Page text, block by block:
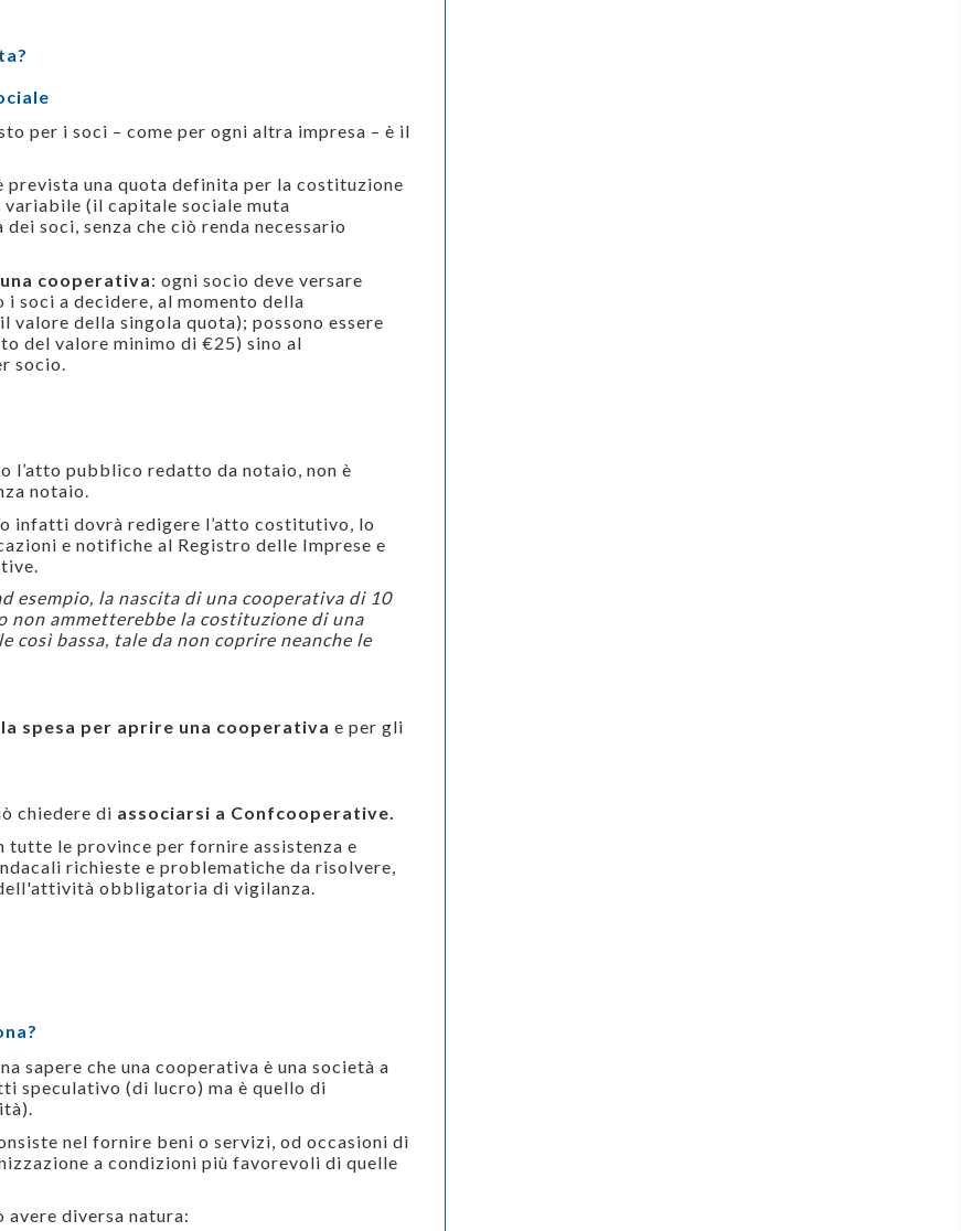
per i soci – come per ogni altra impresa – è il
una quota definita per la costituzione
variabile (il capitale sociale muta
soci, senza che ciò renda necessario
cooperativa: ogni socio deve versare
soci a decidere, al momento della
della singola quota); possono essere
del valore minimo di €25) sino al
socio.
l’atto pubblico redatto da notaio, non è
notaio.
infatti dovrà redigere l’atto costitutivo, lo
e notifiche al Registro delle Imprese e
esempio, la nascita di una cooperativa di 10
non ammetterebbe la costituzione di una
così bassa, tale da non coprire neanche le
spesa per aprire una cooperativa e per gli
chiedere di associarsi a Confcooperative.
tutte le province per fornire assistenza e
richieste e problematiche da risolvere,
obbligatoria di vigilanza.
sapere che una cooperativa è una società a
speculativo (di lucro) ma è quello di
nel fornire beni o servizi, od occasioni di
a condizioni più favorevoli di quelle
avere diversa natura: